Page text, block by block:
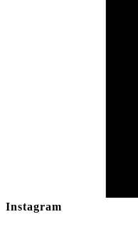
Instagram